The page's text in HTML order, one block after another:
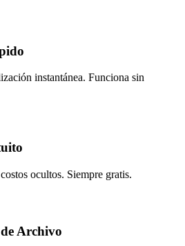
instantánea. Funciona sin
ocultos. Siempre gratis.
Archivo